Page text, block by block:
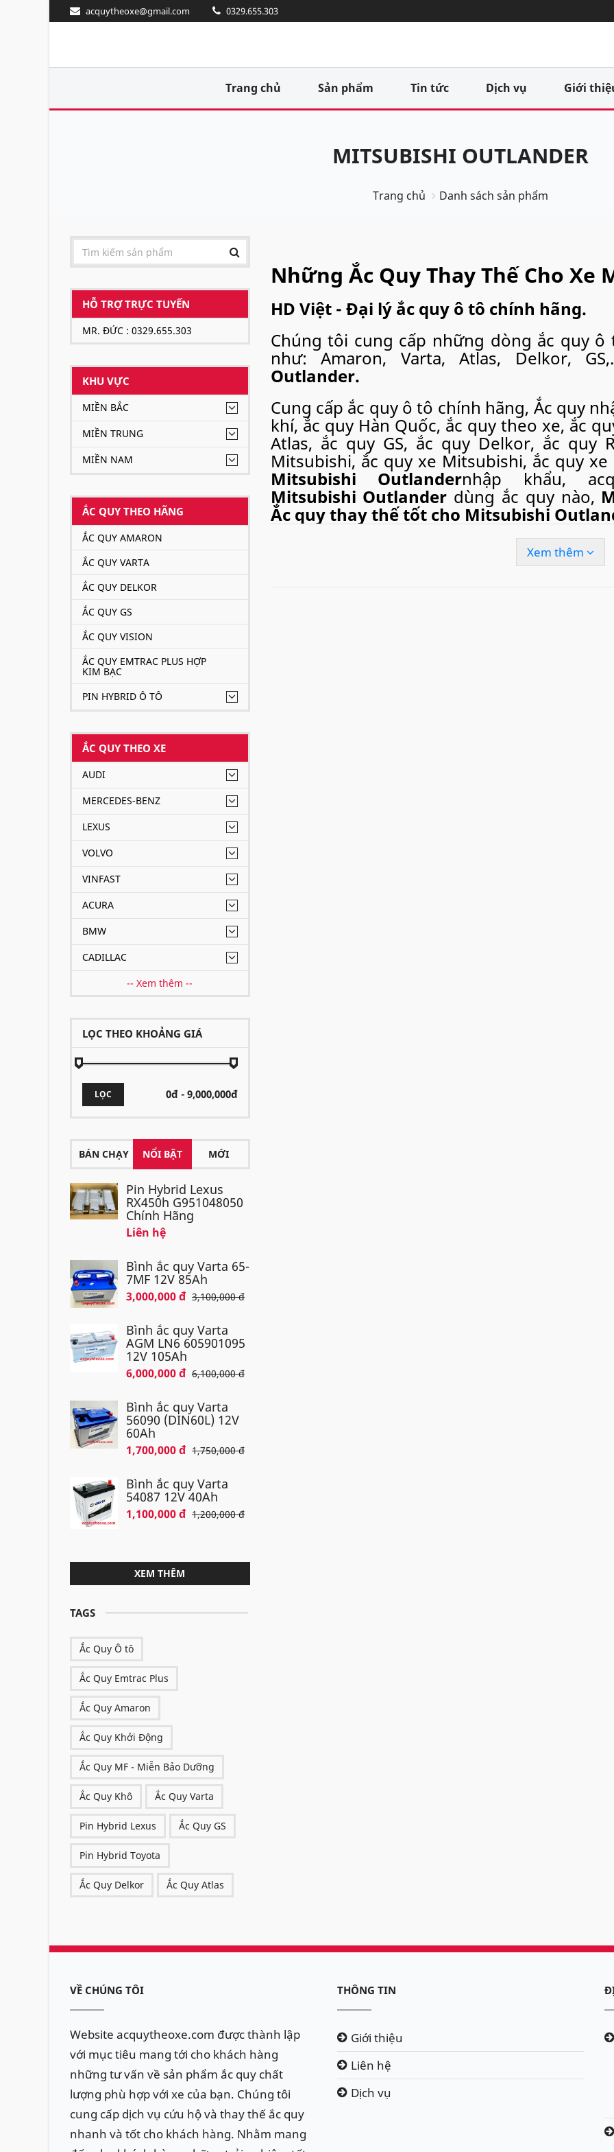
acquytheoxe@gmail.com 0329.655.303
Trang chủ Sản phẩm Tin tức Dịch vụ Giới
MITSUBISHI OUTLANDER
Trang chủ Danh sách sản phẩm
HỖ TRỢ TRỰC TUYẾN
MR. ĐỨC : 0329.655.303
KHU VỰC
MIỀN BẮC
MIỀN TRUNG
MIỀN NAM
ẮC QUY THEO HÃNG
ẮC QUY AMARON
ẮC QUY VARTA
ẮC QUY DELKOR
ẮC QUY GS
ẮC QUY VISION
ẮC QUY EMTRAC PLUS HỢP
KIM BẠC
PIN HYBRID Ô TÔ
ẮC QUY THEO XE
AUDI
MERCEDES-BENZ
LEXUS
VOLVO
VINFAST
ACURA
BMW
CADILLAC
-- Xem thêm --
LỌC THEO KHOẢNG GIÁ
LỌC
BÁN CHẠY NỔI BẬT MỚI
Pin Hybrid Lexus
RX450h G951048050
Chính Hãng
Liên hệ
Bình ắc quy Varta 65-
7MF 12V 85Ah
3,000,000 đ 3,100,000 đ
Bình ắc quy Varta
AGM LN6 605901095
12V 105Ah
6,000,000 đ 6,100,000 đ
Bình ắc quy Varta
56090 (DIN60L) 12V
60Ah
1,700,000 đ 1,750,000 đ
Bình ắc quy Varta
54087 12V 40Ah
1,100,000 đ 1,200,000 đ
XEM THÊM
TAGS
Ắc Quy Ô tô
Ắc Quy Emtrac Plus
Ắc Quy Amaron
Ắc Quy Khởi Động
Ắc Quy MF - Miễn Bảo Dưỡng
Ắc Quy Khô Ắc Quy Varta
Pin Hybrid Lexus Ắc Quy GS
Pin Hybrid Toyota
Ắc Quy Delkor Ắc Quy Atlas
Những Ắc Quy Thay Thế Cho
HD Việt - Đại lý ắc quy ô tô chính hãng.
Chúng tôi cung cấp những dòng ắc quy
như: Amaron, Varta, Atlas, Delkor,
Outlander.
Cung cấp ắc quy ô tô chính hãng, Ắc quy
khí, ắc quy Hàn Quốc, ắc quy theo xe, ắc
Atlas, ắc quy GS, ắc quy Delkor, ắc
Mitsubishi, ắc quy xe Mitsubishi, ắc quy xe
Mitsubishi Outlandernhập khẩu,
Mitsubishi Outlander dùng ắc quy nào,
Ắc quy thay thế tốt cho Mitsubishi
Ngoài việc bán hàng cho các doanh nghiệp, phân phối ắc quy
, câu quy ô tô, cứu hộ ắc quy
Xem thêm
VỀ CHÚNG TÔI
Website acquytheoxe.com được thành lập
với mục tiêu mang tới cho khách hàng
những tư vấn về sản phẩm ắc quy chất
lượng phù hợp với xe của bạn. Chúng tôi
cung cấp dịch vụ cứu hộ và thay thế ắc quy
nhanh và tốt cho khách hàng. Nhằm mang
THÔNG TIN
Giới thiệu
Liên hệ
Dịch vụ